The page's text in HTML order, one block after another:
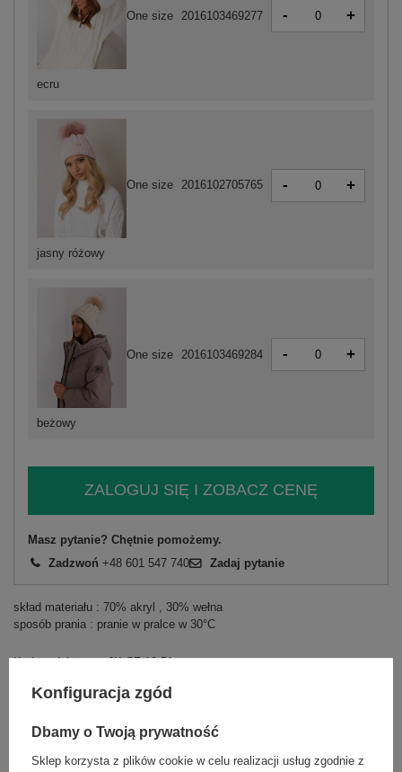
ecru
One size 2016103469277 - +
jasny różowy
One size 2016102705765 - +
beżowy
One size 2016103469284 - +
ZALOGUJ SIĘ I ZOBACZ CENĘ
Masz pytanie? Chętnie pomożemy.
Zadzwoń +48 601 547 740 Zadaj pytanie
skład materiału : 70% akryl , 30% wełna
sposób prania : pranie w pralce w 30°C
Kod produktu
JK-CZ-10.51
Marka
RUE PARIS
dominujący
Konfiguracja zgód
Dbamy o Twoją prywatność
Sklep korzysta z plików cookie w celu realizacji usług zgodnie z